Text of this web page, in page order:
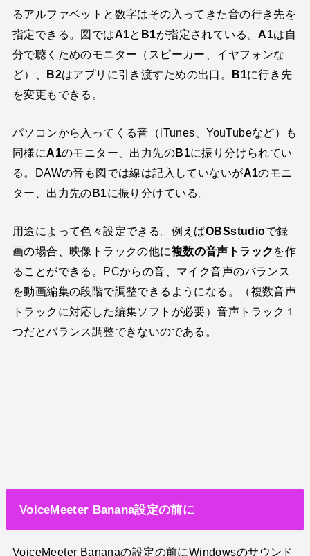
るアルファベットと数字はその入ってきた音の行き先を
指定できる。図ではA1と B1が指定されている。A1は自
分で聴くためのモニター（スピーカー、イヤフォンな
ど）、 B2はアプリに引き渡すための出口。 B1に行き先
を変更もできる。
パソコンから入ってくる音（iTunes、YouTubeなど）も
同様にA1のモニター、出力先のB1に振り分けられてい
る。DAWの音も図では線は記入していないがA1のモニ
ター、出力先のB1に振り分けている。
用途によって色々設定できる。例えばOBSstudioで録
画の場合、映像トラックの他に複数の音声トラック を作
ることができる。PCからの音、マイク音声のバランス
を動画編集の段階で調整できるようになる。（複数音声
トラックに対応した編集ソフトが必要）音声トラック１
つだとバランス調整できないのである。
VoiceMeeter Banana設定の前に
VoiceMeeter Bananaの設定の前にWindowsのサウンド